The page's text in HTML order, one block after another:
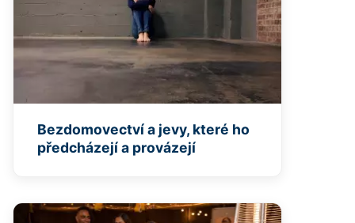
Bezdomovectví a jevy, které ho
předcházejí a provázejí